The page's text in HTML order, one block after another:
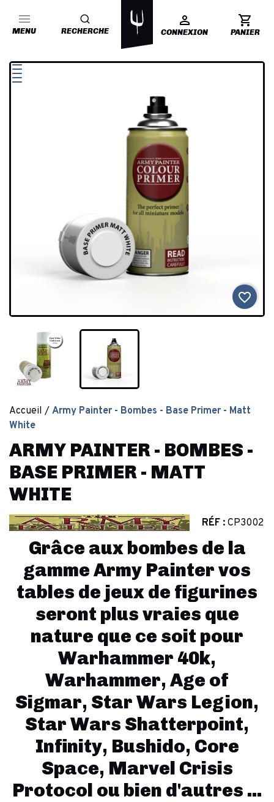
MENU RECHERCHE CONNEXION PANIER
favorite_border
Accueil
Army Painter - Bombes - Base Primer - Matt
White
ARMY PAINTER - BOMBES -
BASE PRIMER - MATT
WHITE
RÉF : CP3002
Grâce aux bombes de la
gamme Army Painter vos
tables de jeux de figurines
seront plus vraies que
nature que ce soit pour
Warhammer 40k,
Warhammer, Age of
Sigmar, Star Wars Legion,
Star Wars Shatterpoint,
Infinity, Bushido, Core
Space, Marvel Crisis
Protocol ou bien d'autres ...